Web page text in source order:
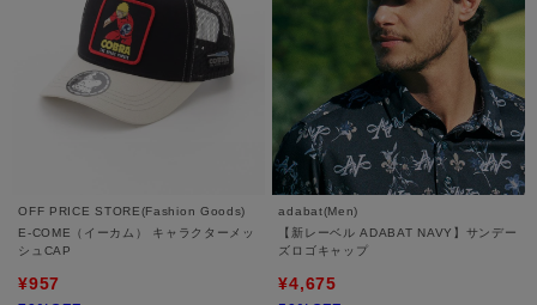
OFF PRICE STORE(Fashion Goods)
E-COME（イーカム） キャラクターメッ
シュCAP
¥957
adabat(Men)
【新レーベル ADABAT NAVY】サンデー
ズロゴキャップ
¥4,675